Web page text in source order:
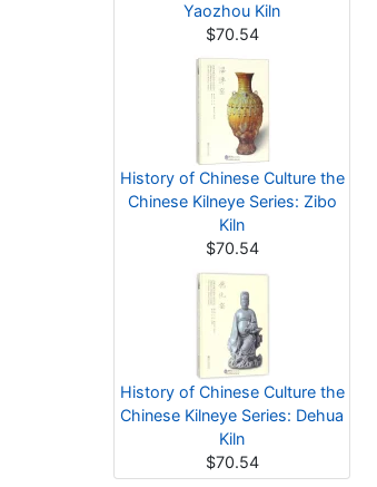
Yaozhou Kiln
$70.54
History of Chinese Culture the
Chinese Kilneye Series: Zibo
Kiln
$70.54
History of Chinese Culture the
Chinese Kilneye Series: Dehua
Kiln
$70.54